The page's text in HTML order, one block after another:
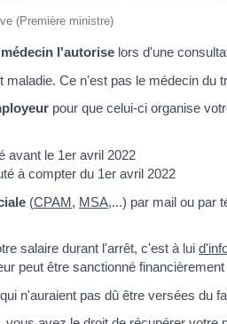
(Première ministre)
l'autorise lors d'une
Ce n'est pas le médecin du
pour que celui-ci organise
avant le 1er avril 2022
à compter du 1er avril 2022
(CPAM, MSA,...) par mail ou par
salaire durant l'arrêt, c'est à lui
peut être sanctionné
n'auraient pas dû être versées du